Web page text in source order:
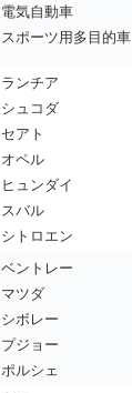
電気自動車
スポーツ用多目的車
ランチア
シュコダ
セアト
オペル
ヒュンダイ
スバル
シトロエン
ベントレー
マツダ
シボレー
プジョー
ポルシェ